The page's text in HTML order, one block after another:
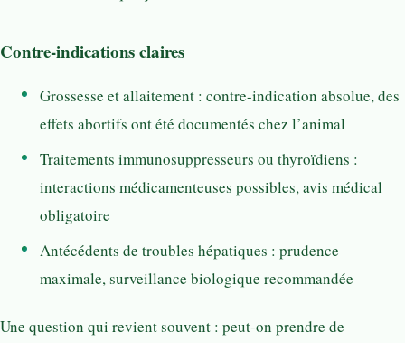
Contre-indications claires
Grossesse et allaitement : contre-indication absolue, des
effets abortifs ont été documentés chez l’animal
Traitements immunosuppresseurs ou thyroïdiens :
interactions médicamenteuses possibles, avis médical
obligatoire
Antécédents de troubles hépatiques : prudence
maximale, surveillance biologique recommandée
Une question qui revient souvent : peut-on prendre de